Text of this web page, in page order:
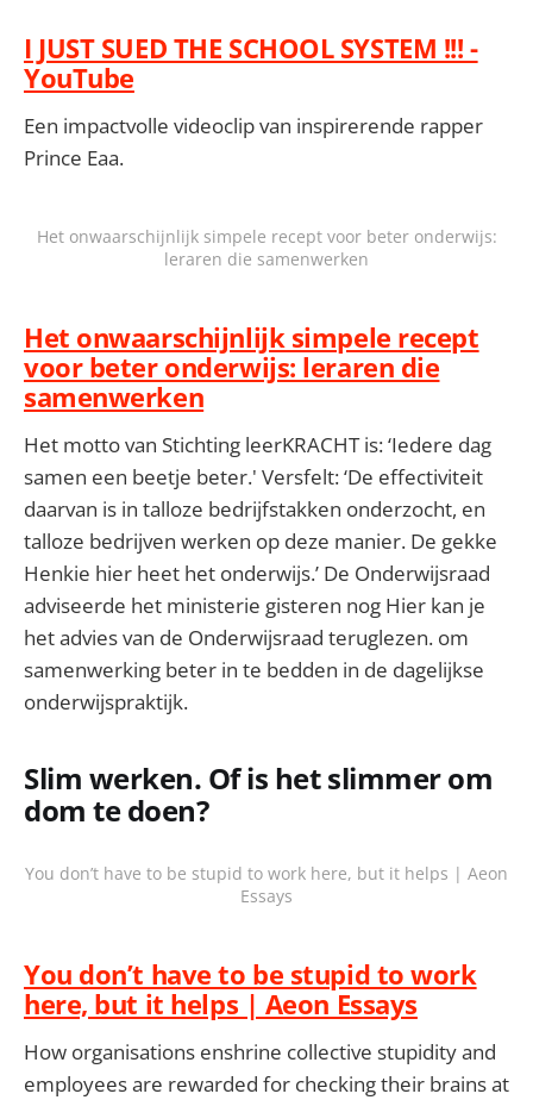
I JUST SUED THE SCHOOL SYSTEM !!! -
YouTube
Een impactvolle videoclip van inspirerende rapper
Prince Eaa.
Het onwaarschijnlijk simpele recept voor beter onderwijs:
leraren die samenwerken
Het onwaarschijnlijk simpele recept
voor beter onderwijs: leraren die
samenwerken
Het motto van Stichting leerKRACHT is: ‘Iedere dag
samen een beetje beter.' Versfelt: ‘De effectiviteit
daarvan is in talloze bedrijfstakken onderzocht, en
talloze bedrijven werken op deze manier. De gekke
Henkie hier heet het onderwijs.’ De Onderwijsraad
adviseerde het ministerie gisteren nog Hier kan je
het advies van de Onderwijsraad teruglezen. om
samenwerking beter in te bedden in de dagelijkse
onderwijspraktijk.
Slim werken. Of is het slimmer om
dom te doen?
You don’t have to be stupid to work here, but it helps | Aeon
Essays
You don’t have to be stupid to work
here, but it helps | Aeon Essays
How organisations enshrine collective stupidity and
employees are rewarded for checking their brains at